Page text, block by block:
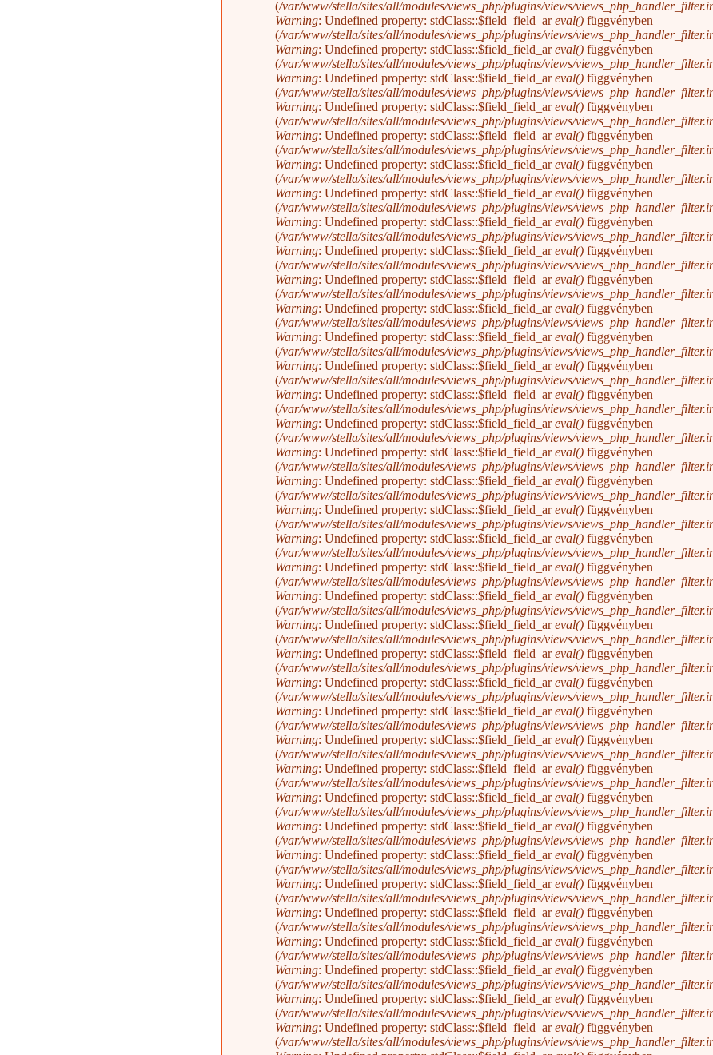
(/var/www/stella/sites/all/modules/views_php/plugins/views/
Warning: Undefined property: stdClass::$field_field_areval() függvényben
(/var/www/stella/sites/all/modules/views_php/plugins/views/
Warning: Undefined property: stdClass::$field_field_areval() függvényben
(/var/www/stella/sites/all/modules/views_php/plugins/views/
Warning: Undefined property: stdClass::$field_field_areval() függvényben
(/var/www/stella/sites/all/modules/views_php/plugins/views/
Warning: Undefined property: stdClass::$field_field_areval() függvényben
(/var/www/stella/sites/all/modules/views_php/plugins/views/
Warning: Undefined property: stdClass::$field_field_areval() függvényben
(/var/www/stella/sites/all/modules/views_php/plugins/views/
Warning: Undefined property: stdClass::$field_field_areval() függvényben
(/var/www/stella/sites/all/modules/views_php/plugins/views/
Warning: Undefined property: stdClass::$field_field_areval() függvényben
(/var/www/stella/sites/all/modules/views_php/plugins/views/
Warning: Undefined property: stdClass::$field_field_areval() függvényben
(/var/www/stella/sites/all/modules/views_php/plugins/views/
Warning: Undefined property: stdClass::$field_field_areval() függvényben
(/var/www/stella/sites/all/modules/views_php/plugins/views/
Warning: Undefined property: stdClass::$field_field_areval() függvényben
(/var/www/stella/sites/all/modules/views_php/plugins/views/
Warning: Undefined property: stdClass::$field_field_areval() függvényben
(/var/www/stella/sites/all/modules/views_php/plugins/views/
Warning: Undefined property: stdClass::$field_field_areval() függvényben
(/var/www/stella/sites/all/modules/views_php/plugins/views/
Warning: Undefined property: stdClass::$field_field_areval() függvényben
(/var/www/stella/sites/all/modules/views_php/plugins/views/
Warning: Undefined property: stdClass::$field_field_areval() függvényben
(/var/www/stella/sites/all/modules/views_php/plugins/views/
Warning: Undefined property: stdClass::$field_field_areval() függvényben
(/var/www/stella/sites/all/modules/views_php/plugins/views/
Warning: Undefined property: stdClass::$field_field_areval() függvényben
(/var/www/stella/sites/all/modules/views_php/plugins/views/
Warning: Undefined property: stdClass::$field_field_areval() függvényben
(/var/www/stella/sites/all/modules/views_php/plugins/views/
Warning: Undefined property: stdClass::$field_field_areval() függvényben
(/var/www/stella/sites/all/modules/views_php/plugins/views/
Warning: Undefined property: stdClass::$field_field_areval() függvényben
(/var/www/stella/sites/all/modules/views_php/plugins/views/
Warning: Undefined property: stdClass::$field_field_areval() függvényben
(/var/www/stella/sites/all/modules/views_php/plugins/views/
Warning: Undefined property: stdClass::$field_field_areval() függvényben
(/var/www/stella/sites/all/modules/views_php/plugins/views/
Warning: Undefined property: stdClass::$field_field_areval() függvényben
(/var/www/stella/sites/all/modules/views_php/plugins/views/
Warning: Undefined property: stdClass::$field_field_areval() függvényben
(/var/www/stella/sites/all/modules/views_php/plugins/views/
Warning: Undefined property: stdClass::$field_field_areval() függvényben
(/var/www/stella/sites/all/modules/views_php/plugins/views/
Warning: Undefined property: stdClass::$field_field_areval() függvényben
(/var/www/stella/sites/all/modules/views_php/plugins/views/
Warning: Undefined property: stdClass::$field_field_areval() függvényben
(/var/www/stella/sites/all/modules/views_php/plugins/views/
Warning: Undefined property: stdClass::$field_field_areval() függvényben
(/var/www/stella/sites/all/modules/views_php/plugins/views/
Warning: Undefined property: stdClass::$field_field_areval() függvényben
(/var/www/stella/sites/all/modules/views_php/plugins/views/
Warning: Undefined property: stdClass::$field_field_areval() függvényben
(/var/www/stella/sites/all/modules/views_php/plugins/views/
Warning: Undefined property: stdClass::$field_field_areval() függvényben
(/var/www/stella/sites/all/modules/views_php/plugins/views/
Warning: Undefined property: stdClass::$field_field_areval() függvényben
(/var/www/stella/sites/all/modules/views_php/plugins/views/
Warning: Undefined property: stdClass::$field_field_areval() függvényben
(/var/www/stella/sites/all/modules/views_php/plugins/views/
Warning: Undefined property: stdClass::$field_field_areval() függvényben
(/var/www/stella/sites/all/modules/views_php/plugins/views/
Warning: Undefined property: stdClass::$field_field_areval() függvényben
(/var/www/stella/sites/all/modules/views_php/plugins/views/
Warning: Undefined property: stdClass::$field_field_areval() függvényben
(/var/www/stella/sites/all/modules/views_php/plugins/views/
Warning: Undefined property: stdClass::$field_field_areval() függvényben
(/var/www/stella/sites/all/modules/views_php/plugins/views/